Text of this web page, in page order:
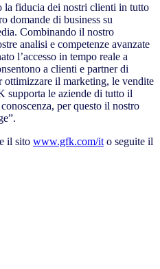
la fiducia dei nostri clienti in tutto
domande di business su
Combinando il nostro
analisi e competenze avanzate
l’accesso in tempo reale a
a clienti e partner di
ottimizzare il marketing, le vendite
supporta le aziende di tutto il
per questo il nostro
il sito www.gfk.com/it o seguite il